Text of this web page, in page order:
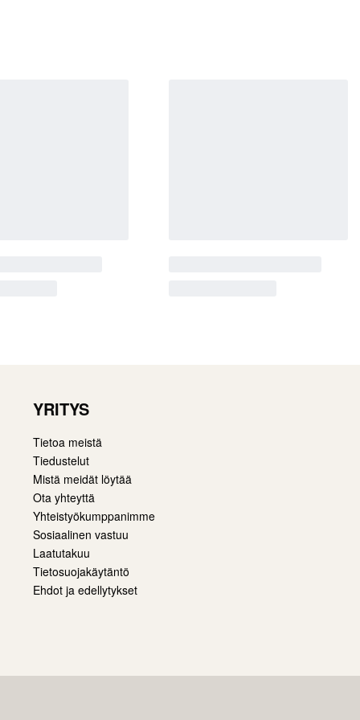
YRITYS
Tietoa meistä
Tiedustelut
Mistä meidät löytää
Ota yhteyttä
Yhteistyökumppanimme
Sosiaalinen vastuu
Laatutakuu
Tietosuojakäytäntö
Ehdot ja edellytykset